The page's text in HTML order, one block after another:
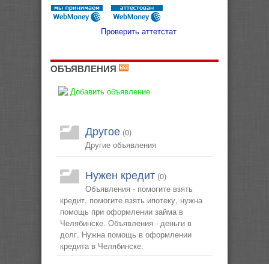
Проверить аттетстат
ОБЪЯВЛЕНИЯ
Добавить объявление
Другое (0)
Другие объявления
Нужен кредит (0)
Объявления - помогите взять
кредит, помогите взять ипотеку, нужна
помощь при оформлении займа в
Челябинске. Объявления - деньги в
долг. Нужна помощь в оформлении
кредита в Челябинске.